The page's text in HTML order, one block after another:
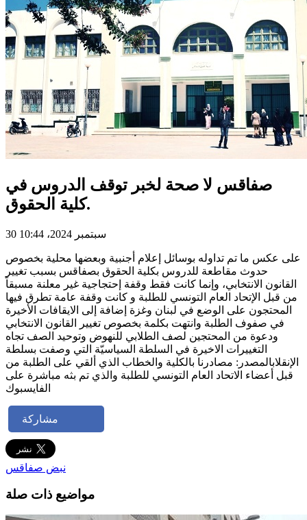
صفاقس لا صحة لخبر توقف الدروس في
كلية الحقوق.
30 سبتمبر 2024، 10:44
على عكس ما تم تداوله بوسائل إعلام أجنبية وبعضها محلية بخصوص
حدوث مقاطعة للدروس بكلية الحقوق بصفاقس بسبب تغيير
القانون الانتخابي، وإنما كانت فقط وقفة إحتجاجية غير معلنة مسبقاً
من قبل الإتحاد العام التونسي للطلبة و كانت وقفة عامة تطرق فيها
المحتجون على الوضع في لبنان وغزة إضافة إلى الايقافات الأخيرة
في صفوف الطلبة وانتهت بكلمة بخصوص تغيير القانون الانتخابي
ودعوة من المحتجين لصف الطلابي للنهوض وتوحيد الصف تجاه
التغييرات الاخيرة في السلطة السياسيّة التي وصفت بسلطة
الإنقلابالمصدر: مصادرنا بالكلية والخطاب الذي ألقي على الطلبة من
قبل أعضاء الاتحاد العام التونسي للطلبة والذي تم بثه مباشرة على
الفايسبوك
مشاركة
نبض صفاقس
مواضيع ذات صلة